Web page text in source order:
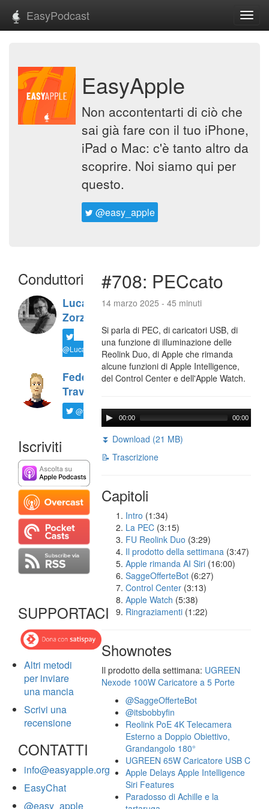
EasyPodcast
EasyApple
Non accontentarti di ciò che
sai già fare con il tuo iPhone,
iPad o Mac: c'è tanto altro da
scoprire. Noi siamo qui per
questo.
@easy_apple
Conduttori
Luca
Zorzi
@LucaTNT
Federico
Travaini
@ftrava
Iscriviti
SUPPORTACI
Altri metodi
per inviare
una mancia
Scrivi una
recensione
CONTATTI
info@easyapple.org
EasyChat
@easy_apple
#708: PECcato
14 marzo 2025 - 45 minuti
Si parla di PEC, di caricatori USB, di
una funzione di illuminazione delle
Reolink Duo, di Apple che rimanda
alcune funzioni di Apple Intelligence,
del Control Center e dell'Apple Watch.
00:00 00:00
⏬ Download (21 MB)
📝 Trascrizione
Capitoli
Intro (1:34)
La PEC (3:15)
FU Reolink Duo (3:29)
Il prodotto della settimana (3:47)
Apple rimanda AI Siri (16:00)
SaggeOfferteBot (6:27)
Control Center (3:13)
Apple Watch (5:38)
Ringraziamenti (1:22)
Shownotes
Il prodotto della settimana: UGREEN
Nexode 100W Caricatore a 5 Porte
@SaggeOfferteBot
@itsbobbyfin
Reolink PoE 4K Telecamera
Esterno a Doppio Obiettivo,
Grandangolo 180°
UGREEN 65W Caricatore USB C
Apple Delays Apple Intelligence
Siri Features
Paradosso di Achille e la